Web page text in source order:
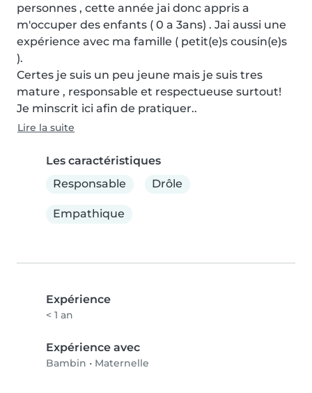
personnes , cette année jai donc appris a
m'occuper des enfants ( 0 a 3ans) . Jai aussi une
expérience avec ma famille ( petit(e)s cousin(e)s
).
Certes je suis un peu jeune mais je suis tres
mature , responsable et respectueuse surtout!
Je minscrit ici afin de pratiquer..
Lire la suite
Les caractéristiques
Responsable
Drôle
Empathique
Expérience
< 1 an
Expérience avec
Bambin • Maternelle